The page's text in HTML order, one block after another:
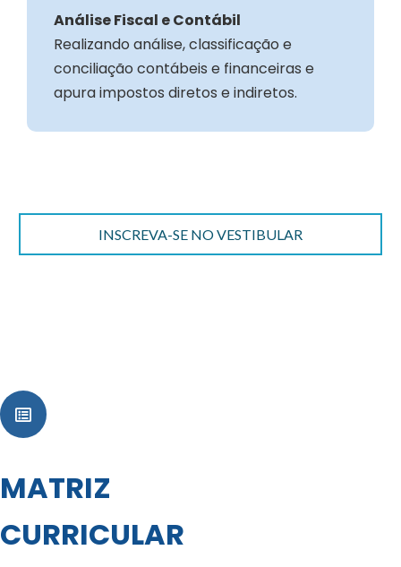
Análise Fiscal e Contábil
Realizando análise, classificação e
conciliação contábeis e financeiras e
apura impostos diretos e indiretos.
INSCREVA-SE NO VESTIBULAR
MATRIZ
CURRICULAR